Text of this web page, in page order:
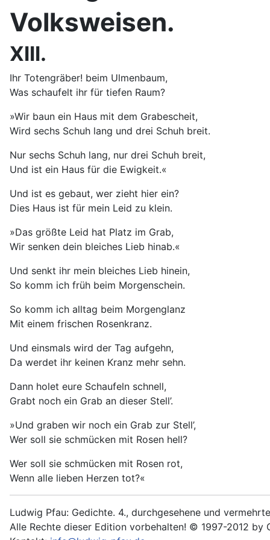
Volksweisen.
XIII.
Ihr Totengräber! beim Ulmenbaum,
Was schaufelt ihr für tiefen Raum?
»Wir baun ein Haus mit dem Grabescheit,
Wird sechs Schuh lang und drei Schuh breit.
Nur sechs Schuh lang, nur drei Schuh breit,
Und ist ein Haus für die Ewigkeit.«
Und ist es gebaut, wer zieht hier ein?
Dies Haus ist für mein Leid zu klein.
»Das größte Leid hat Platz im Grab,
Wir senken dein bleiches Lieb hinab.«
Und senkt ihr mein bleiches Lieb hinein,
So komm ich früh beim Morgenschein.
So komm ich alltag beim Morgenglanz
Mit einem frischen Rosenkranz.
Und einsmals wird der Tag aufgehn,
Da werdet ihr keinen Kranz mehr sehn.
Dann holet eure Schaufeln schnell,
Grabt noch ein Grab an dieser Stell’.
»Und graben wir noch ein Grab zur Stell’,
Wer soll sie schmücken mit Rosen hell?
Wer soll sie schmücken mit Rosen rot,
Wenn alle lieben Herzen tot?«
Ludwig Pfau: Gedichte. 4., durchgesehene und
Alle Rechte dieser Edition vorbehalten! © 1997-2012 by